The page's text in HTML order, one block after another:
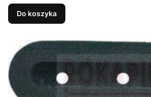
Do koszyka